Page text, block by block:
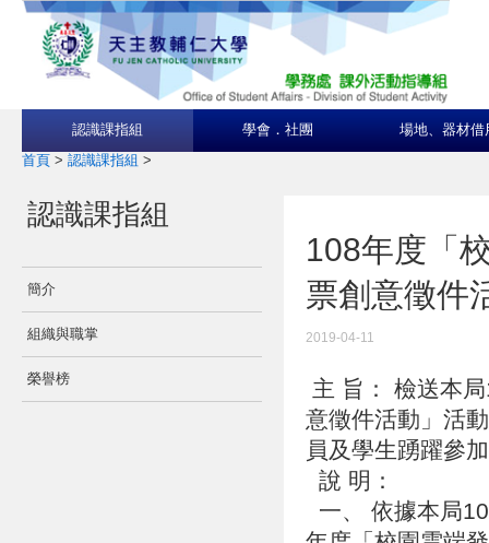
認識課指組 學會．社團 場地、器材借
首頁 > 認識課指組 >
認識課指組
簡介
組織與職掌
榮譽榜
108年度「
票創意徵件
2019-04-11
主 旨： 檢送本
意徵件活動」活
員及學生踴躍參
說 明：
一、 依據本局